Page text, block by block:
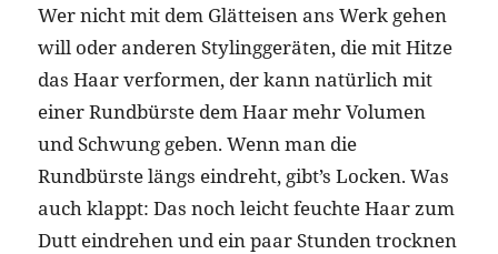
Wer nicht mit dem Glätteisen ans Werk gehen
will oder anderen Stylinggeräten, die mit Hitze
das Haar verformen, der kann natürlich mit
einer Rundbürste dem Haar mehr Volumen
und Schwung geben. Wenn man die
Rundbürste längs eindreht, gibt’s Locken. Was
auch klappt: Das noch leicht feuchte Haar zum
Dutt eindrehen und ein paar Stunden trocknen